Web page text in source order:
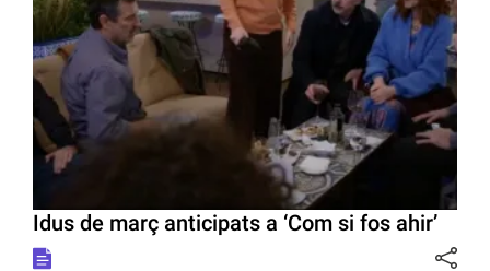
Idus de març anticipats a ‘Com si fos ahir’